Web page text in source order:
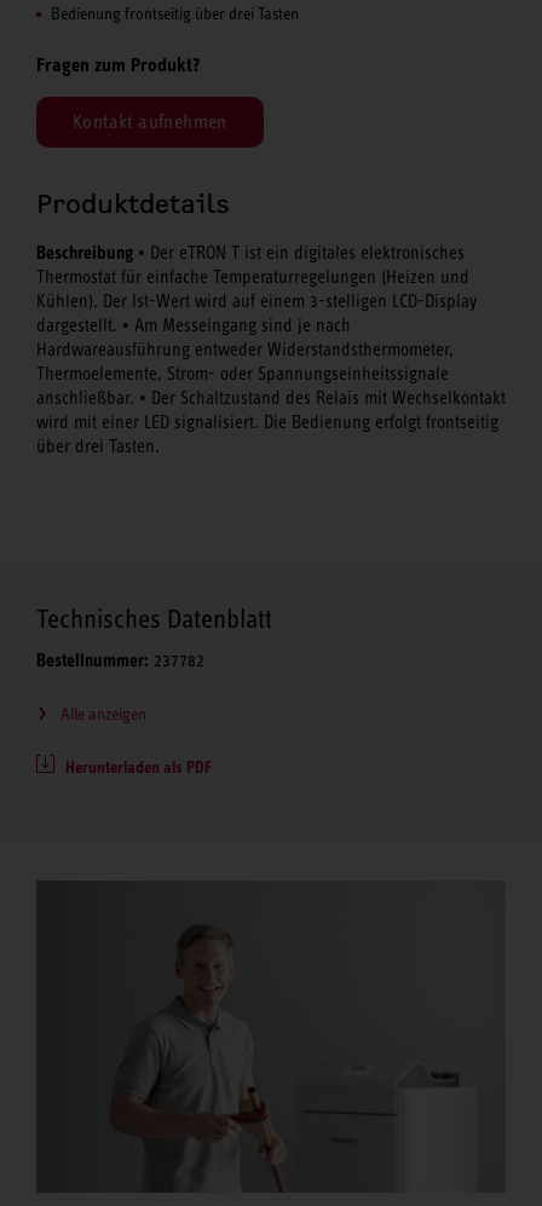
Bedienung frontseitig über drei Tasten
Fragen zum Produkt?
Kontakt aufnehmen
Produktdetails
Beschreibung • Der eTRON T ist ein digitales elektronisches
Thermostat für einfache Temperaturregelungen (Heizen und
Kühlen). Der Ist-Wert wird auf einem 3-stelligen LCD-Display
dargestellt. • Am Messeingang sind je nach
Hardwareausführung entweder Widerstandsthermometer,
Thermoelemente, Strom- oder Spannungseinheitssignale
anschließbar. • Der Schaltzustand des Relais mit Wechselkontakt
wird mit einer LED signalisiert. Die Bedienung erfolgt frontseitig
über drei Tasten.
Technisches Datenblatt
Bestellnummer: 237782
Alle anzeigen
Herunterladen als PDF